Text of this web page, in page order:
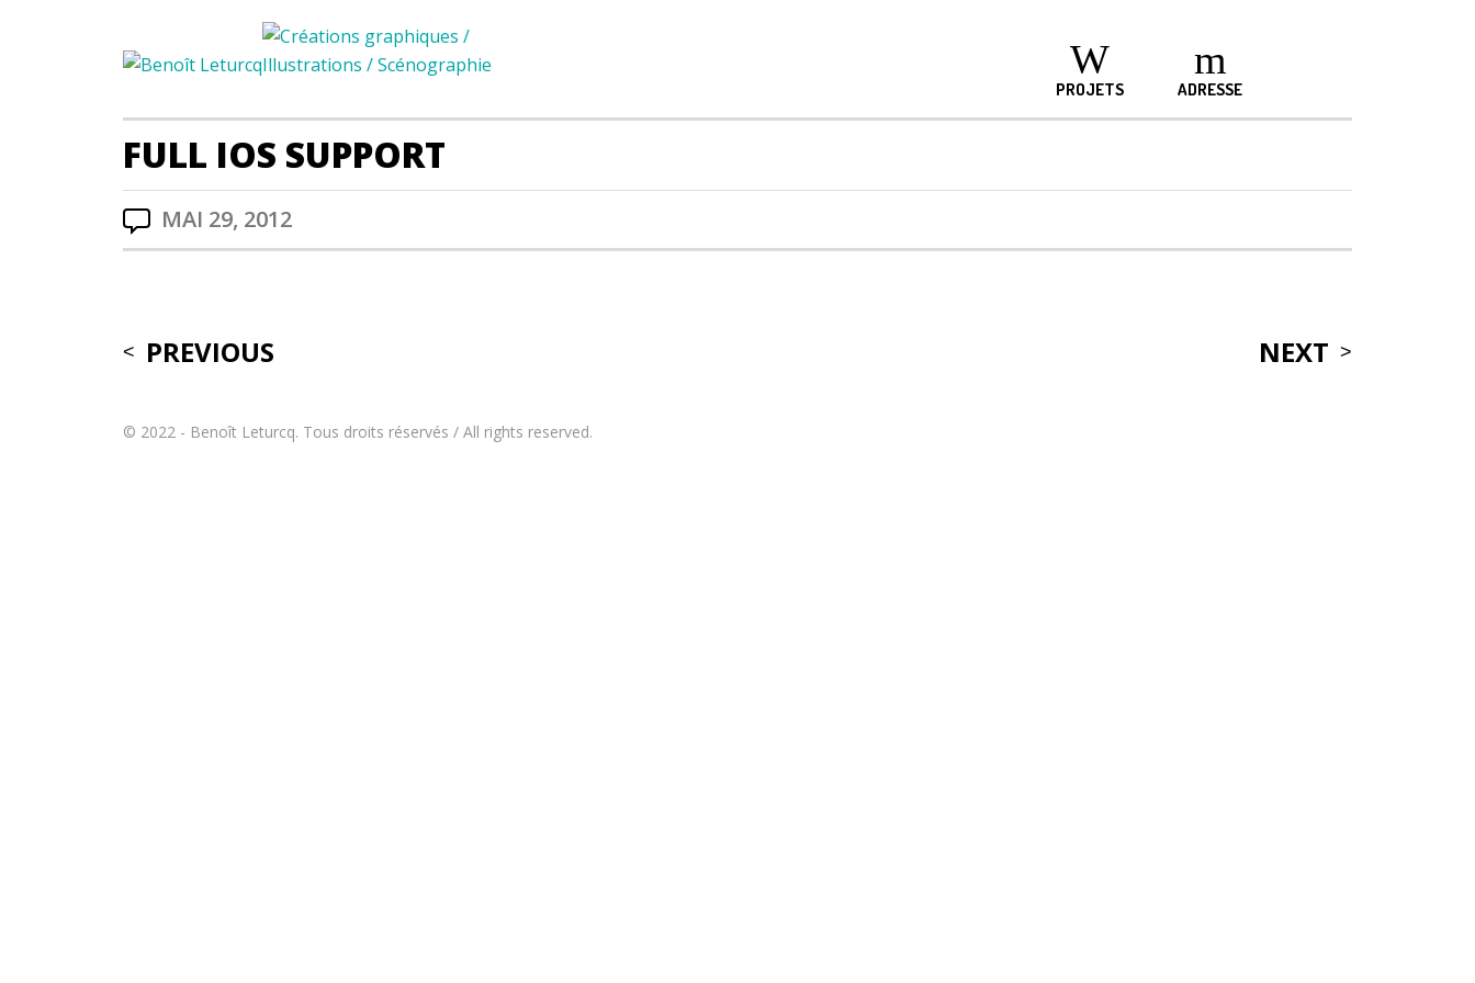
PROJETS ADRESSE
FULL IOS SUPPORT
MAI 29, 2012
Post
PREVIOUS NEXT
© 2022 - Benoît Leturcq. Tous droits réservés / All rights reserved.